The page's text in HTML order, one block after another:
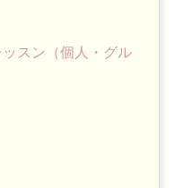
スン（個人・グル